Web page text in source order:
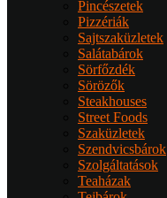
Pincészetek
Pizzériák
Sajtszaküzletek
Salátabárok
Sörfőzdék
Sörözők
Steakhouses
Street Foods
Szaküzletek
Szendvicsbárok
Szolgáltatások
Teaházak